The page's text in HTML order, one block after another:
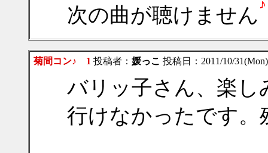
次の曲が聴けません
菊間コン♪ 1 投稿者： 媛っこ 投稿日：2011/10/
バリッ子さん、楽
行けなかったです。